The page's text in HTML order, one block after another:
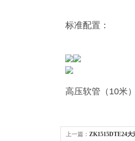
标准配置：
高压软管（10
上一篇： ZK1515DTE24